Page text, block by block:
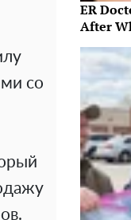
со
ER
After